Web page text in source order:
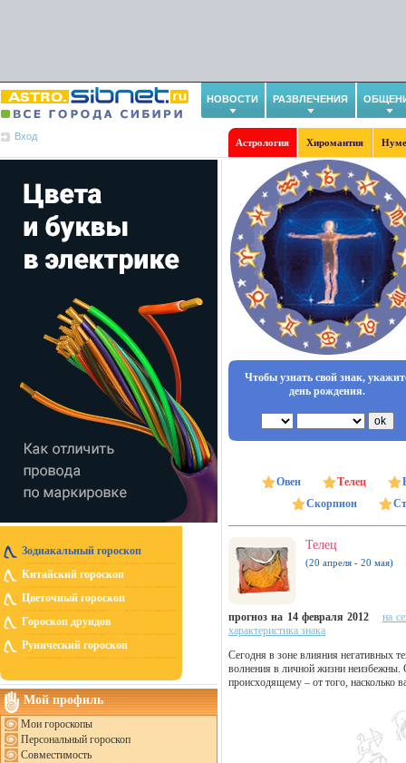
НОВОСТИ РАЗВЛЕЧЕНИЯ
Вход
Астрология Хиромантия
Зодиакальный гороскоп
Китайский гороскоп
Цветочный гороскоп
Гороскоп друидов
Рунический гороскоп
Мой профиль
Мои гороскопы
Персональный гороскоп
Совместимость
Чтобы узнать свой знак,
день рождения.
Овен Телец
Скорпион
Телец
(20 апреля - 20 мая)
прогноз на 14 февраля 2012
на
характеристика знака
Сегодня в зоне влияния негативных
волнения в личной жизни неизбежны.
происходящему – от того, насколько